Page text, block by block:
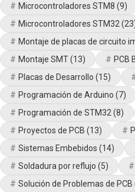
Microcontroladores STM8 (9)
Microcontroladores STM32
Montaje de placas de circuito
Montaje SMT(13) PCB
Placas de Desarrollo (15)
Programación de Arduino (7)
Programación de STM32 (8)
Proyectos de PCB (13)
Sistemas Embebidos (14)
Soldadura por reflujo (5)
Solución de Problemas de PCB